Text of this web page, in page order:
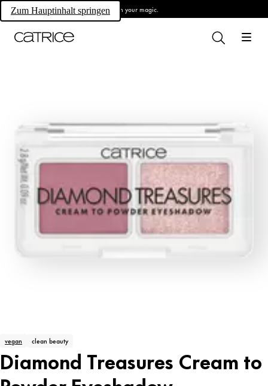
Zum Hauptinhalt springen Own your magic.
vegan clean beauty
Diamond Treasures Cream to